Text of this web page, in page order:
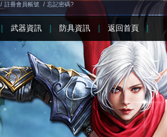
/ 註冊會員帳號 / 忘記密碼?